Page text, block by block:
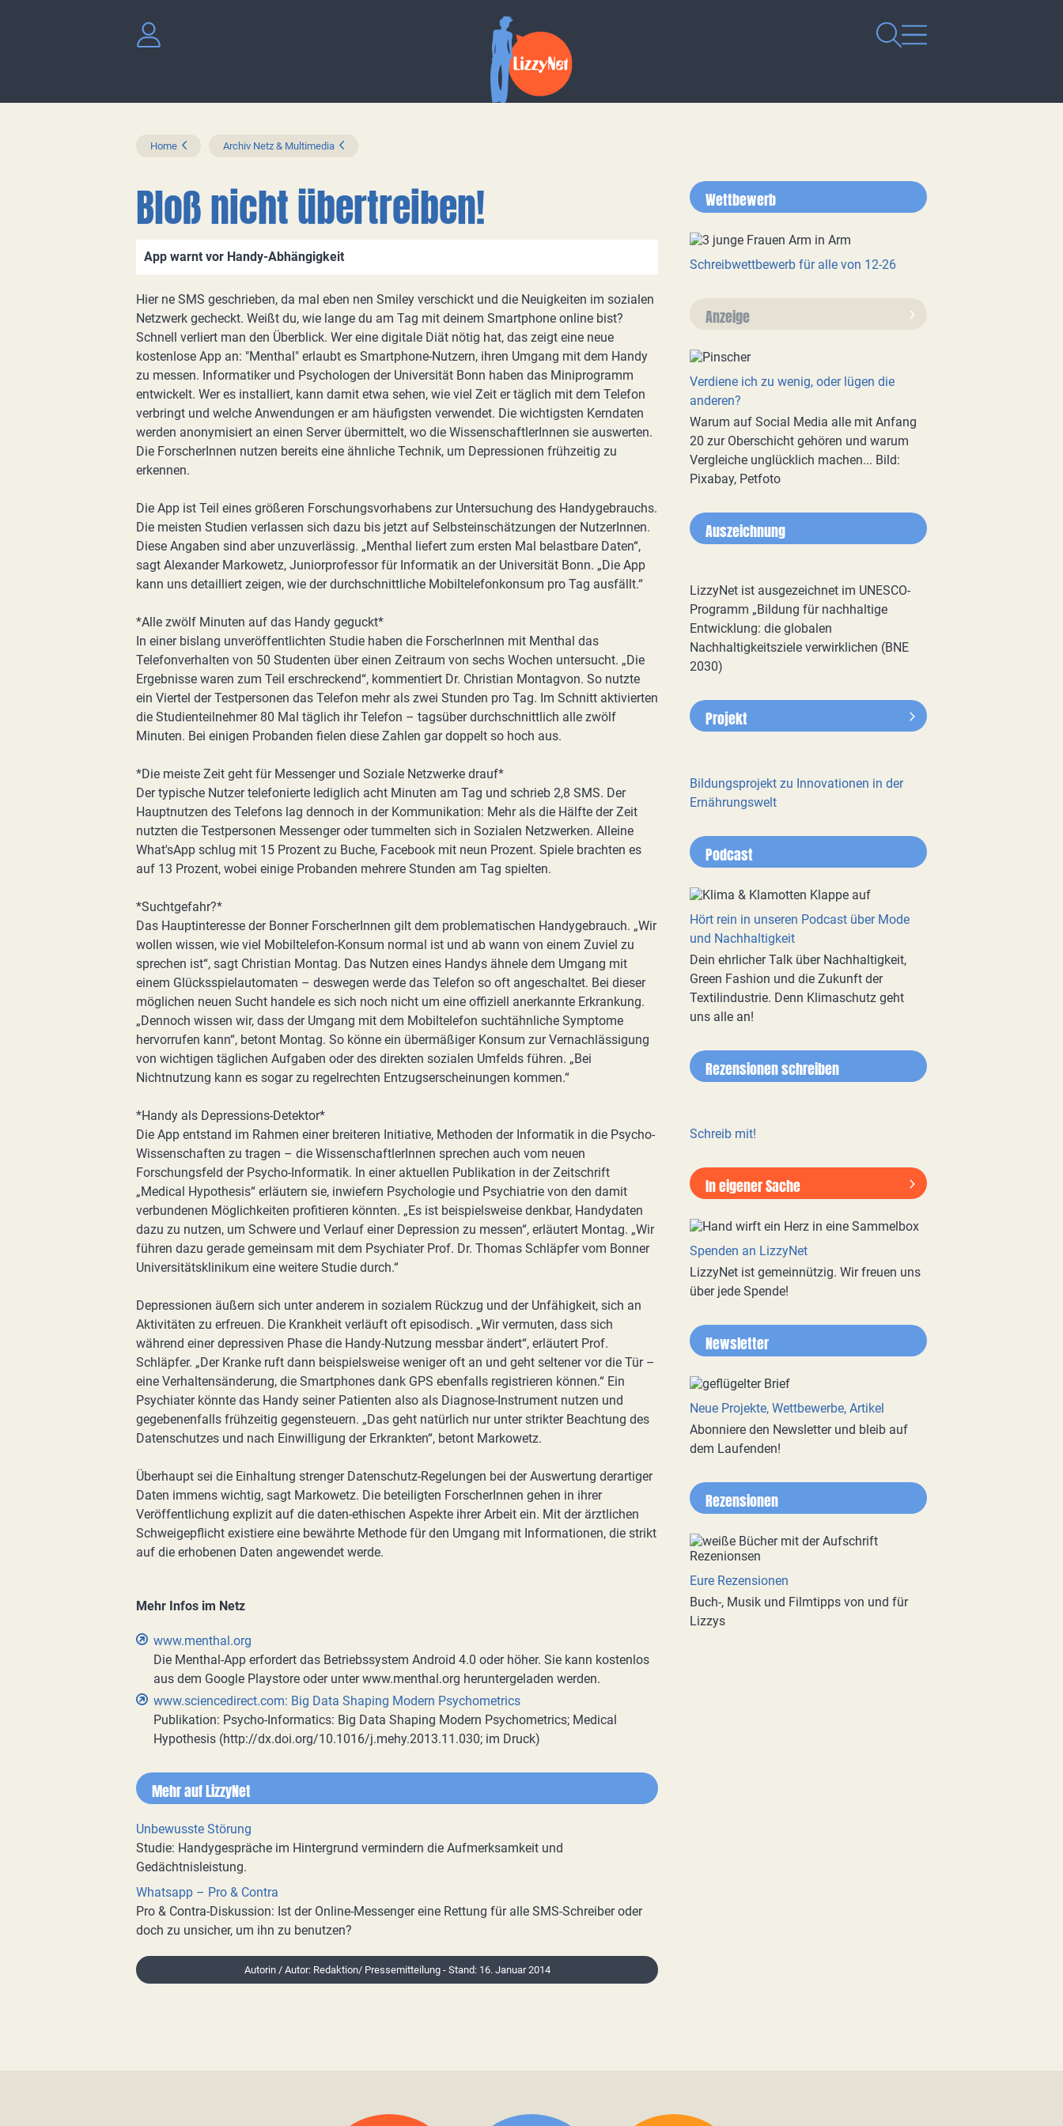
Home Archiv Netz & Multimedia
Bloß nicht übertreiben!
App warnt vor Handy-Abhängigkeit
Hier ne SMS geschrieben, da mal eben nen Smiley verschickt und die Neuigkeiten im sozialen
Netzwerk gecheckt. Weißt du, wie lange du am Tag mit deinem Smartphone online bist?
Schnell verliert man den Überblick. Wer eine digitale Diät nötig hat, das zeigt eine neue
kostenlose App an: "Menthal" erlaubt es Smartphone-Nutzern, ihren Umgang mit dem Handy
zu messen. Informatiker und Psychologen der Universität Bonn haben das Miniprogramm
entwickelt. Wer es installiert, kann damit etwa sehen, wie viel Zeit er täglich mit dem Telefon
verbringt und welche Anwendungen er am häufigsten verwendet. Die wichtigsten Kerndaten
werden anonymisiert an einen Server übermittelt, wo die WissenschaftlerInnen sie auswerten.
Die ForscherInnen nutzen bereits eine ähnliche Technik, um Depressionen frühzeitig zu
erkennen.
Die App ist Teil eines größeren Forschungsvorhabens zur Untersuchung des Handygebrauchs.
Die meisten Studien verlassen sich dazu bis jetzt auf Selbsteinschätzungen der NutzerInnen.
Diese Angaben sind aber unzuverlässig. „Menthal liefert zum ersten Mal belastbare Daten“,
sagt Alexander Markowetz, Juniorprofessor für Informatik an der Universität Bonn. „Die App
kann uns detailliert zeigen, wie der durchschnittliche Mobiltelefonkonsum pro Tag ausfällt.“
*Alle zwölf Minuten auf das Handy geguckt*
In einer bislang unveröffentlichten Studie haben die ForscherInnen mit Menthal das
Telefonverhalten von 50 Studenten über einen Zeitraum von sechs Wochen untersucht. „Die
Ergebnisse waren zum Teil erschreckend“, kommentiert Dr. Christian Montagvon. So nutzte
ein Viertel der Testpersonen das Telefon mehr als zwei Stunden pro Tag. Im Schnitt aktivierten
die Studienteilnehmer 80 Mal täglich ihr Telefon – tagsüber durchschnittlich alle zwölf
Minuten. Bei einigen Probanden fielen diese Zahlen gar doppelt so hoch aus.
*Die meiste Zeit geht für Messenger und Soziale Netzwerke drauf*
Der typische Nutzer telefonierte lediglich acht Minuten am Tag und schrieb 2,8 SMS. Der
Hauptnutzen des Telefons lag dennoch in der Kommunikation: Mehr als die Hälfte der Zeit
nutzten die Testpersonen Messenger oder tummelten sich in Sozialen Netzwerken. Alleine
What'sApp schlug mit 15 Prozent zu Buche, Facebook mit neun Prozent. Spiele brachten es
auf 13 Prozent, wobei einige Probanden mehrere Stunden am Tag spielten.
*Suchtgefahr?*
Das Hauptinteresse der Bonner ForscherInnen gilt dem problematischen Handygebrauch. „Wir
wollen wissen, wie viel Mobiltelefon-Konsum normal ist und ab wann von einem Zuviel zu
sprechen ist“, sagt Christian Montag. Das Nutzen eines Handys ähnele dem Umgang mit
einem Glücksspielautomaten – deswegen werde das Telefon so oft angeschaltet. Bei dieser
möglichen neuen Sucht handele es sich noch nicht um eine offiziell anerkannte Erkrankung.
„Dennoch wissen wir, dass der Umgang mit dem Mobiltelefon suchtähnliche Symptome
hervorrufen kann“, betont Montag. So könne ein übermäßiger Konsum zur Vernachlässigung
von wichtigen täglichen Aufgaben oder des direkten sozialen Umfelds führen. „Bei
Nichtnutzung kann es sogar zu regelrechten Entzugserscheinungen kommen.“
*Handy als Depressions-Detektor*
Die App entstand im Rahmen einer breiteren Initiative, Methoden der Informatik in die Psycho-
Wissenschaften zu tragen – die WissenschaftlerInnen sprechen auch vom neuen
Forschungsfeld der Psycho-Informatik. In einer aktuellen Publikation in der Zeitschrift
„Medical Hypothesis“ erläutern sie, inwiefern Psychologie und Psychiatrie von den damit
verbundenen Möglichkeiten profitieren könnten. „Es ist beispielsweise denkbar, Handydaten
dazu zu nutzen, um Schwere und Verlauf einer Depression zu messen“, erläutert Montag. „Wir
führen dazu gerade gemeinsam mit dem Psychiater Prof. Dr. Thomas Schläpfer vom Bonner
Universitätsklinikum eine weitere Studie durch.“
Depressionen äußern sich unter anderem in sozialem Rückzug und der Unfähigkeit, sich an
Aktivitäten zu erfreuen. Die Krankheit verläuft oft episodisch. „Wir vermuten, dass sich
während einer depressiven Phase die Handy-Nutzung messbar ändert“, erläutert Prof.
Schläpfer. „Der Kranke ruft dann beispielsweise weniger oft an und geht seltener vor die Tür –
eine Verhaltensänderung, die Smartphones dank GPS ebenfalls registrieren können.“ Ein
Psychiater könnte das Handy seiner Patienten also als Diagnose-Instrument nutzen und
gegebenenfalls frühzeitig gegensteuern. „Das geht natürlich nur unter strikter Beachtung des
Datenschutzes und nach Einwilligung der Erkrankten“, betont Markowetz.
Überhaupt sei die Einhaltung strenger Datenschutz-Regelungen bei der Auswertung derartiger
Daten immens wichtig, sagt Markowetz. Die beteiligten ForscherInnen gehen in ihrer
Veröffentlichung explizit auf die daten-ethischen Aspekte ihrer Arbeit ein. Mit der ärztlichen
Schweigepflicht existiere eine bewährte Methode für den Umgang mit Informationen, die strikt
auf die erhobenen Daten angewendet werde.
Mehr Infos im Netz
www.menthal.org
Die Menthal-App erfordert das Betriebssystem Android 4.0 oder höher. Sie kann kostenlos
aus dem Google Playstore oder unter www.menthal.org heruntergeladen werden.
www.sciencedirect.com: Big Data Shaping Modern Psychometrics
Publikation: Psycho-Informatics: Big Data Shaping Modern Psychometrics; Medical
Hypothesis (http://dx.doi.org/10.1016/j.mehy.2013.11.030; im Druck)
Mehr auf LizzyNet
Unbewusste Störung
Studie: Handygespräche im Hintergrund vermindern die Aufmerksamkeit und
Gedächtnisleistung.
Whatsapp – Pro & Contra
Pro & Contra-Diskussion: Ist der Online-Messenger eine Rettung für alle SMS-Schreiber oder
doch zu unsicher, um ihn zu benutzen?
Autorin / Autor: Redaktion/ Pressemitteilung - Stand: 16. Januar 2014
Wettbewerb
Schreibwettbewerb für alle von 12-26
Anzeige
Verdiene ich zu wenig, oder lügen die
anderen?
Warum auf Social Media alle mit Anfang
20 zur Oberschicht gehören und warum
Vergleiche unglücklich machen... Bild:
Pixabay, Petfoto
Auszeichnung
LizzyNet ist ausgezeichnet im UNESCO-
Programm „Bildung für nachhaltige
Entwicklung: die globalen
Nachhaltigkeitsziele verwirklichen (BNE
2030)
Projekt
Bildungsprojekt zu Innovationen in der
Ernährungswelt
Podcast
Hört rein in unseren Podcast über Mode
und Nachhaltigkeit
Dein ehrlicher Talk über Nachhaltigkeit,
Green Fashion und die Zukunft der
Textilindustrie. Denn Klimaschutz geht
uns alle an!
Rezensionen schreiben
Schreib mit!
In eigener Sache
Spenden an LizzyNet
LizzyNet ist gemeinnützig. Wir freuen uns
über jede Spende!
Newsletter
Neue Projekte, Wettbewerbe, Artikel
Abonniere den Newsletter und bleib auf
dem Laufenden!
Rezensionen
Eure Rezensionen
Buch-, Musik und Filmtipps von und für
Lizzys